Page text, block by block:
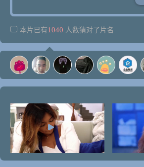
本片已有1040 人数猜对了片名